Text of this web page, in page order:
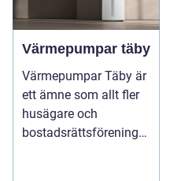
Värmepumpar täby
Värmepumpar Täby är
ett ämne som allt fler
husägare och
bostadsrättsföreningar